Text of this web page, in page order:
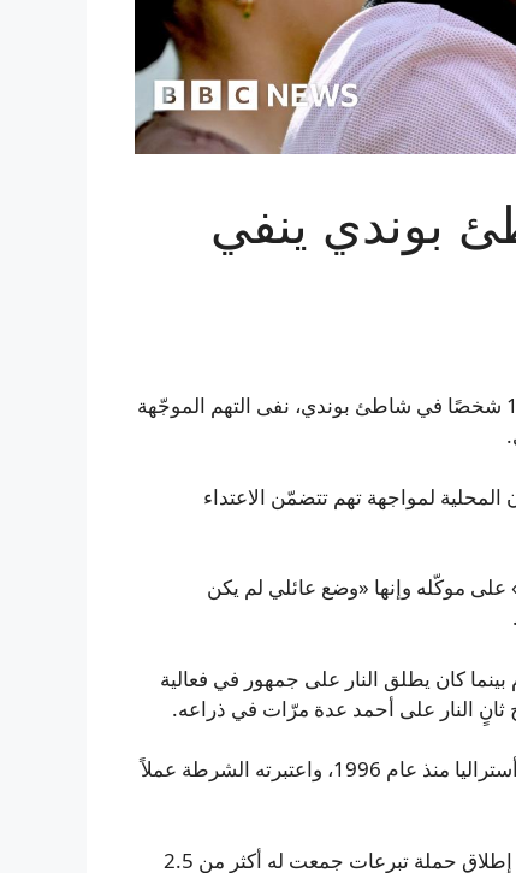
بوندي ينفي
رجل وُصِف بالبطل بعد أن أمسك بأحد المسلّحين الذين قتلوا 15 شخصًا في شاطئ بوندي، نفى التهم الموجّهة
المحلية لمواجهة تهم تتضمّن الاعتداء
على موكّله وإنها «وضع عائلي لم يكن
كان يطلق النار على جمهور في فعالية
ثانٍ النار على أحمد عدة مرّات في ذراعه.
وصُف الهجوم بأنه أكثر حوادث إطلاق النار الجماعي دموية في أستراليا منذ عام 1996، واعتبرته الشرطة عملاً
انتشرت لقطات فيديو لأفعال أحمد على نطاق دولي، وأدت إلى إطلاق حملة تبرعات جمعت له أكثر من 2.5